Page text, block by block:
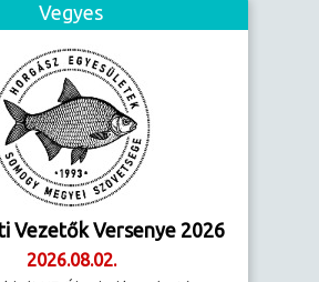
Vegyes
Vezetők Versenye 2026
2026.08.02.